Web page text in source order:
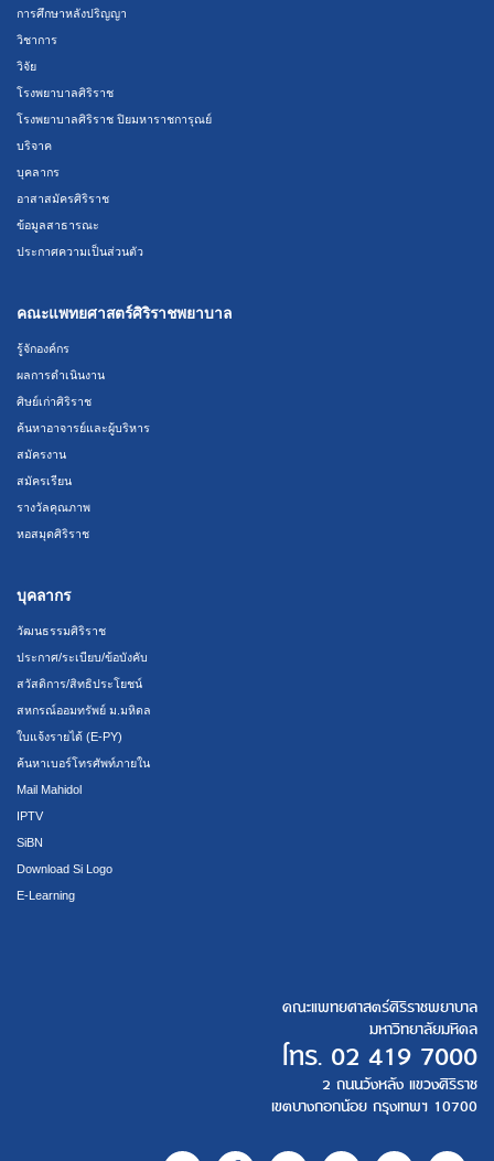
การศึกษาหลังปริญญา
วิชาการ
วิจัย
โรงพยาบาลศิริราช
โรงพยาบาลศิริราช ปิยมหาราชการุณย์
บริจาค
บุคลากร
อาสาสมัครศิริราช
ข้อมูลสาธารณะ
ประกาศความเป็นส่วนตัว
คณะแพทยศาสตร์ศิริราชพยาบาล
รู้จักองค์กร
ผลการดำเนินงาน
ศิษย์เก่าศิริราช
ค้นหาอาจารย์และผู้บริหาร
สมัครงาน
สมัครเรียน
รางวัลคุณภาพ
หอสมุดศิริราช
บุคลากร
วัฒนธรรมศิริราช
ประกาศ/ระเบียบ/ข้อบังคับ
สวัสดิการ/สิทธิประโยชน์
สหกรณ์ออมทรัพย์ ม.มหิดล
ใบแจ้งรายได้ (E-PY)
ค้นหาเบอร์โทรศัพท์ภายใน
Mail Mahidol
IPTV
SiBN
Download Si Logo
E-Learning
คณะแพทยศาสตร์ศิริราชพยาบาล
มหาวิทยาลัยมหิดล
โทร. 02 419 7000
2 ถนนวังหลัง แขวงศิริราช
เขตบางกอกน้อย กรุงเทพฯ 10700